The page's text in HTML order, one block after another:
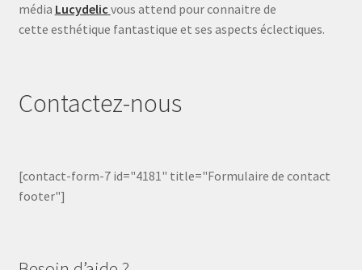
média Lucydelic vous attend pour connaitre de
cette esthétique fantastique et ses aspects éclectiques.
Contactez-nous
[contact-form-7 id="4181" title="Formulaire de contact
footer"]